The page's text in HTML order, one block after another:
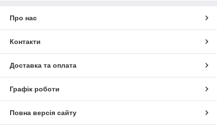
Про нас
Контакти
Доставка та оплата
Графік роботи
Повна версія сайту